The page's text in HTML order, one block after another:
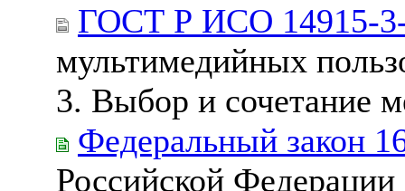
ГОСТ Р ИСО 14915-
мультимедийных
3. Выбор и сочетание
Федеральный закон
Российской Федерации